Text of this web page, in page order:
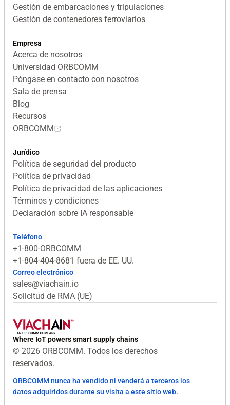
Gestión de embarcaciones y tripulaciones
Gestión de contenedores ferroviarios
Empresa
Acerca de nosotros
Universidad ORBCOMM
Póngase en contacto con nosotros
Sala de prensa
Blog
Recursos
ORBCOMM
Jurídico
Política de seguridad del producto
Política de privacidad
Política de privacidad de las aplicaciones
Términos y condiciones
Declaración sobre IA responsable
Teléfono
+1-800-ORBCOMM
+1-804-404-8681 fuera de EE. UU.
Correo electrónico
sales@viachain.io
Solicitud de RMA (UE)
Where IoT powers smart supply chains
© 2026 ORBCOMM. Todos los derechos
reservados.
ORBCOMM nunca ha vendido ni venderá a terceros los
datos adquiridos durante su visita a este sitio web.